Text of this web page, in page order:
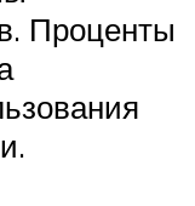
Проценты